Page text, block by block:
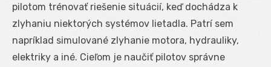
pilotom trénovať riešenie situácií, keď dochádza k
zlyhaniu niektorých systémov lietadla. Patrí sem
napríklad simulované zlyhanie motora, hydrauliky,
elektriky a iné. Cieľom je naučiť pilotov správne